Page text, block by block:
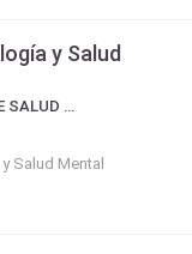
y Salud
INSTITUTO UNIVERSITARIO DE SALUD MENTAL IUSAM
Salud Mental